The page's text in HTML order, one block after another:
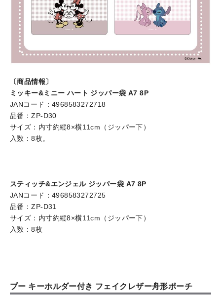
〔商品情報〕
ミッキー&ミニー ハート ジッパー袋 A7 8P
JANコード：4968583272718
品番：ZP-D30
サイズ：内寸約縦8×横11cm（ジッパー下）
入数：8枚。
スティッチ&エンジェル ジッパー袋 A7 8P
JANコード：4968583272725
品番：ZP-D31
サイズ：内寸約縦8×横11cm（ジッパー下）
入数：8枚
プー キーホルダー付き フェイクレザー舟形ポーチ